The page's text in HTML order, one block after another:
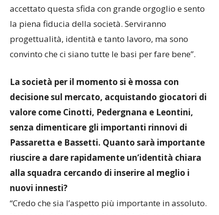
quello di trasmettere fiducia e coraggio. Ho
accettato questa sfida con grande orgoglio e sento
la piena fiducia della società. Serviranno
progettualità, identità e tanto lavoro, ma sono
La società per il momento si è mossa con
decisione sul mercato, acquistando giocatori di
valore come Cinotti, Pedergnana e Leontini,
senza dimenticare gli importanti rinnovi di
Passaretta e Bassetti. Quanto sarà importante
riuscire a dare rapidamente un’identità chiara
alla squadra cercando di inserire al meglio i
nuovi innesti?